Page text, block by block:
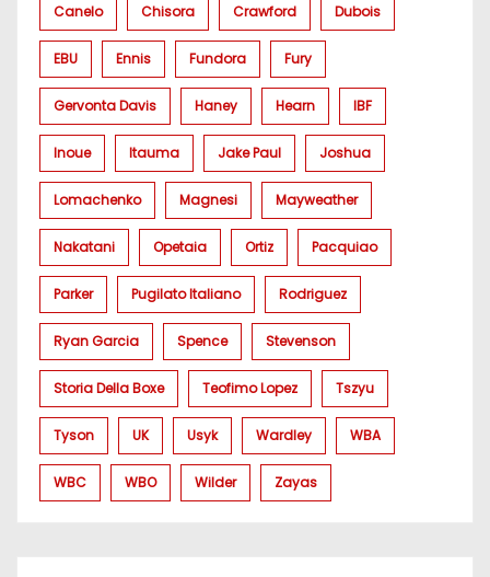
Canelo Chisora Crawford Dubois
EBU Ennis Fundora Fury
Gervonta Davis Haney Hearn IBF
Inoue Itauma Jake Paul Joshua
Lomachenko Magnesi Mayweather
Nakatani Opetaia Ortiz Pacquiao
Parker Pugilato Italiano Rodriguez
Ryan Garcia Spence Stevenson
Storia Della Boxe Teofimo Lopez Tszyu
Tyson UK Usyk Wardley WBA
WBC WBO Wilder Zayas